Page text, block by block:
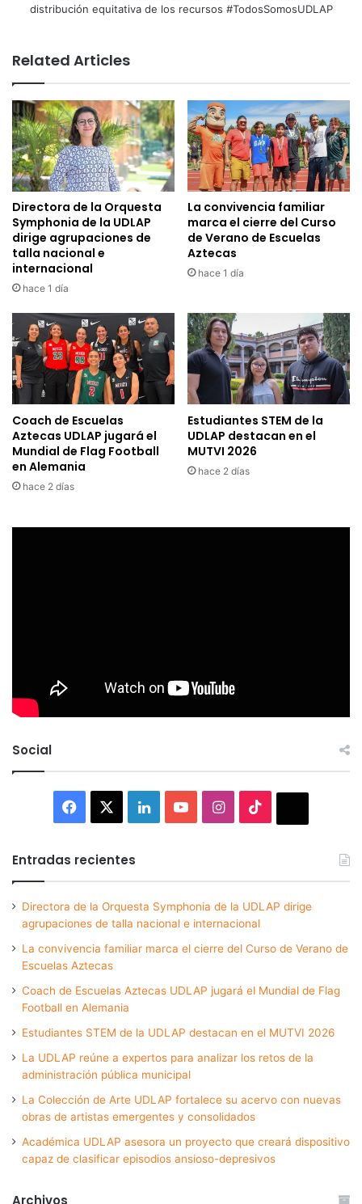
distribución equitativa de los recursos #TodosSomosUDLAP
Related Articles
Directora de la Orquesta
Symphonia de la UDLAP
dirige agrupaciones de
talla nacional e
internacional
hace 1 día
La convivencia familiar
marca el cierre del Curso
de Verano de Escuelas
Aztecas
hace 1 día
Coach de Escuelas
Aztecas UDLAP jugará el
Mundial de Flag Football
en Alemania
hace 2 días
Estudiantes STEM de la
UDLAP destacan en el
MUTVI 2026
hace 2 días
Social
Facebook LinkedInYouTubeInstagram
Entradas recientes
Directora de la Orquesta Symphonia de la UDLAP dirige
agrupaciones de talla nacional e internacional
La convivencia familiar marca el cierre del Curso de Verano de
Escuelas Aztecas
Coach de Escuelas Aztecas UDLAP jugará el Mundial de Flag
Football en Alemania
Estudiantes STEM de la UDLAP destacan en el MUTVI 2026
La UDLAP reúne a expertos para analizar los retos de la
administración pública municipal
La Colección de Arte UDLAP fortalece su acervo con nuevas
obras de artistas emergentes y consolidados
Académica UDLAP asesora un proyecto que creará dispositivo
capaz de clasificar episodios ansioso-depresivos
Archivos